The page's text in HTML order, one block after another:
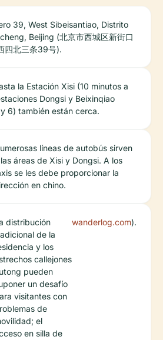
39, West Sibeisantiao, Distrito
Beijing (北京市西城区新街口
四北三条39号).
la Estación Xisi (10 minutos a
Dongsi y Beixinqiao
6) también están cerca.
líneas de autobús sirven
áreas de Xisi y Dongsi. A los
se les debe proporcionar la
en chino.
distribución
de la
y los
callejones
pueden
un desafío
visitantes con
de
el
en silla de
wanderlog.com).